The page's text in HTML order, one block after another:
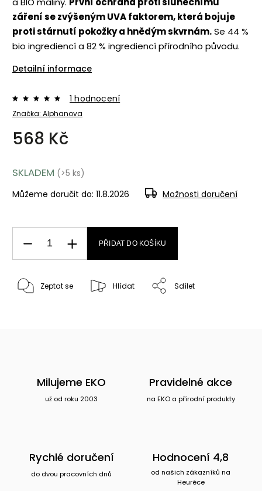
záření se zvýšeným UVA faktorem, která bojuje
proti stárnutí pokožky a hnědým skvrnám.Se 44 %
bio ingrediencí a 82 % ingrediencí přírodního původu.
Detailní informace
Značka: Alphanova
1 hodnocení
568 Kč
SKLADEM (>5 ks)
Můžeme doručit do: 11.8.2026 Možnosti doručení
PŘIDAT DO KOŠÍKU
Zeptat se Hlídat Sdílet
Milujeme EKO
už od roku 2003
Pravidelné akce
na EKO a přírodní produkty
Rychlé doručení
do dvou pracovních dnů
Hodnocení 4,8
od našich zákazníků na
Heuréce